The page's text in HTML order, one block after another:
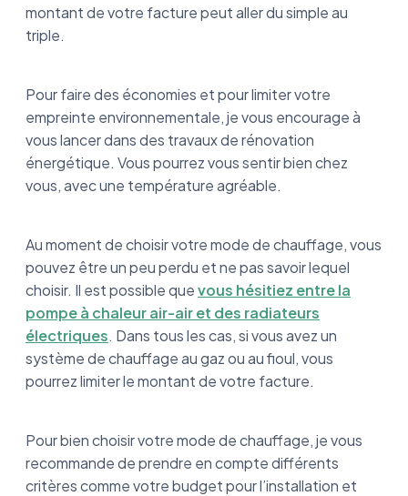
montant de votre facture peut aller du simple au
triple.
Pour faire des économies et pour limiter votre
empreinte environnementale, je vous encourage à
vous lancer dans des travaux de rénovation
énergétique. Vous pourrez vous sentir bien chez
vous, avec une température agréable.
Au moment de choisir votre mode de chauffage, vous
pouvez être un peu perdu et ne pas savoir lequel
choisir. Il est possible quevous hésitiez entre la
pompe à chaleur air-air et des radiateurs
électriques. Dans tous les cas, si vous avez un
système de chauffage au gaz ou au fioul, vous
pourrez limiter le montant de votre facture.
Pour bien choisir votre mode de chauffage, je vous
recommande de prendre en compte différents
critères comme votre budget pour l’installation et